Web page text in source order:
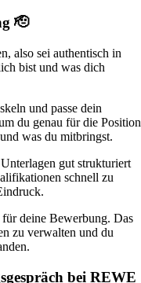
🫡
also sei authentisch in
bist und was dich
und passe dein
du genau für die Position
was du mitbringst.
gut strukturiert
schnell zu
deine Bewerbung. Das
zu verwalten und du
bei REWE